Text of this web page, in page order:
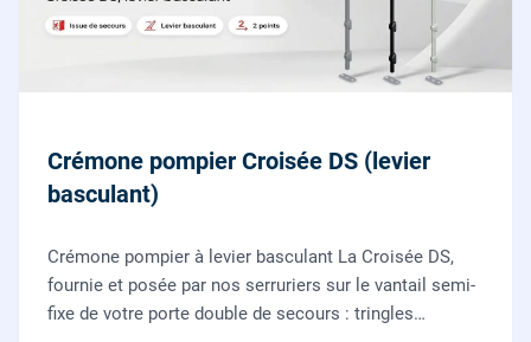
Crémone pompier Croisée DS (levier
basculant)
Crémone pompier à levier basculant La Croisée DS,
fournie et posée par nos serruriers sur le vantail semi-
fixe de votre porte double de secours : tringles